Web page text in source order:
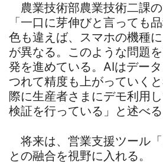
農業技術部農業技術二課
「一口に芽伸びと言っても
色も違えば、スマホの機種
が異なる。このような問題
発を進めている。AIはデー
つれて精度も上がっていく
際に生産者さまにデモ利用
検証を行っている」と述べる
将来は、営業支援ツール「
との融合を視野に入れる。